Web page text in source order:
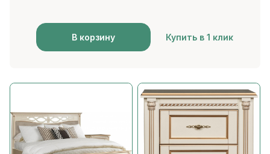
В корзину Купить в 1 клик